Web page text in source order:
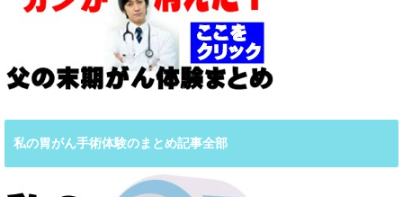
私の胃がん手術体験のまとめ記事全部